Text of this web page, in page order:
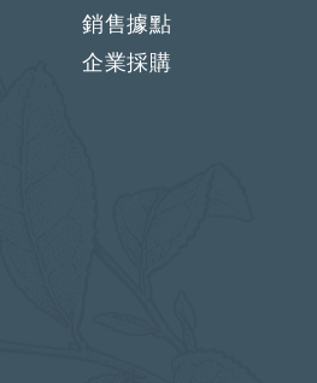
銷售據點
企業採購